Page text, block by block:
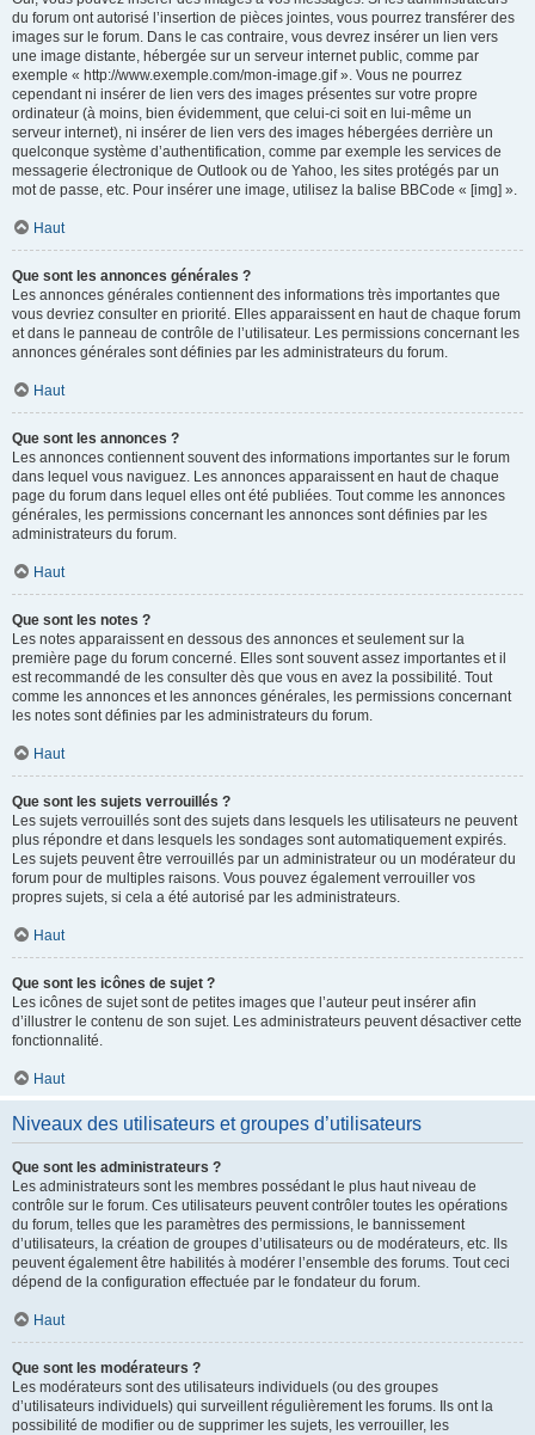
du forum ont autorisé l’insertion de pièces jointes, vous pourrez transférer des
images sur le forum. Dans le cas contraire, vous devrez insérer un lien vers
une image distante, hébergée sur un serveur internet public, comme par
exemple « http://www.exemple.com/mon-image.gif ». Vous ne pourrez
cependant ni insérer de lien vers des images présentes sur votre propre
ordinateur (à moins, bien évidemment, que celui-ci soit en lui-même un
serveur internet), ni insérer de lien vers des images hébergées derrière un
quelconque système d’authentification, comme par exemple les services de
messagerie électronique de Outlook ou de Yahoo, les sites protégés par un
mot de passe, etc. Pour insérer une image, utilisez la balise BBCode « [img] ».
Haut
Que sont les annonces générales ?
Les annonces générales contiennent des informations très importantes que
vous devriez consulter en priorité. Elles apparaissent en haut de chaque forum
et dans le panneau de contrôle de l’utilisateur. Les permissions concernant les
annonces générales sont définies par les administrateurs du forum.
Haut
Que sont les annonces ?
Les annonces contiennent souvent des informations importantes sur le forum
dans lequel vous naviguez. Les annonces apparaissent en haut de chaque
page du forum dans lequel elles ont été publiées. Tout comme les annonces
générales, les permissions concernant les annonces sont définies par les
administrateurs du forum.
Haut
Que sont les notes ?
Les notes apparaissent en dessous des annonces et seulement sur la
première page du forum concerné. Elles sont souvent assez importantes et il
est recommandé de les consulter dès que vous en avez la possibilité. Tout
comme les annonces et les annonces générales, les permissions concernant
les notes sont définies par les administrateurs du forum.
Haut
Que sont les sujets verrouillés ?
Les sujets verrouillés sont des sujets dans lesquels les utilisateurs ne peuvent
plus répondre et dans lesquels les sondages sont automatiquement expirés.
Les sujets peuvent être verrouillés par un administrateur ou un modérateur du
forum pour de multiples raisons. Vous pouvez également verrouiller vos
propres sujets, si cela a été autorisé par les administrateurs.
Haut
Que sont les icônes de sujet ?
Les icônes de sujet sont de petites images que l’auteur peut insérer afin
d’illustrer le contenu de son sujet. Les administrateurs peuvent désactiver cette
fonctionnalité.
Haut
Niveaux des utilisateurs et groupes d’utilisateurs
Que sont les administrateurs ?
Les administrateurs sont les membres possédant le plus haut niveau de
contrôle sur le forum. Ces utilisateurs peuvent contrôler toutes les opérations
du forum, telles que les paramètres des permissions, le bannissement
d’utilisateurs, la création de groupes d’utilisateurs ou de modérateurs, etc. Ils
peuvent également être habilités à modérer l’ensemble des forums. Tout ceci
dépend de la configuration effectuée par le fondateur du forum.
Haut
Que sont les modérateurs ?
Les modérateurs sont des utilisateurs individuels (ou des groupes
d’utilisateurs individuels) qui surveillent régulièrement les forums. Ils ont la
possibilité de modifier ou de supprimer les sujets, les verrouiller, les